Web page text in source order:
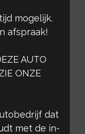
mogelijk.
afspraak!
AUTO
ONZE
dat
met de in-